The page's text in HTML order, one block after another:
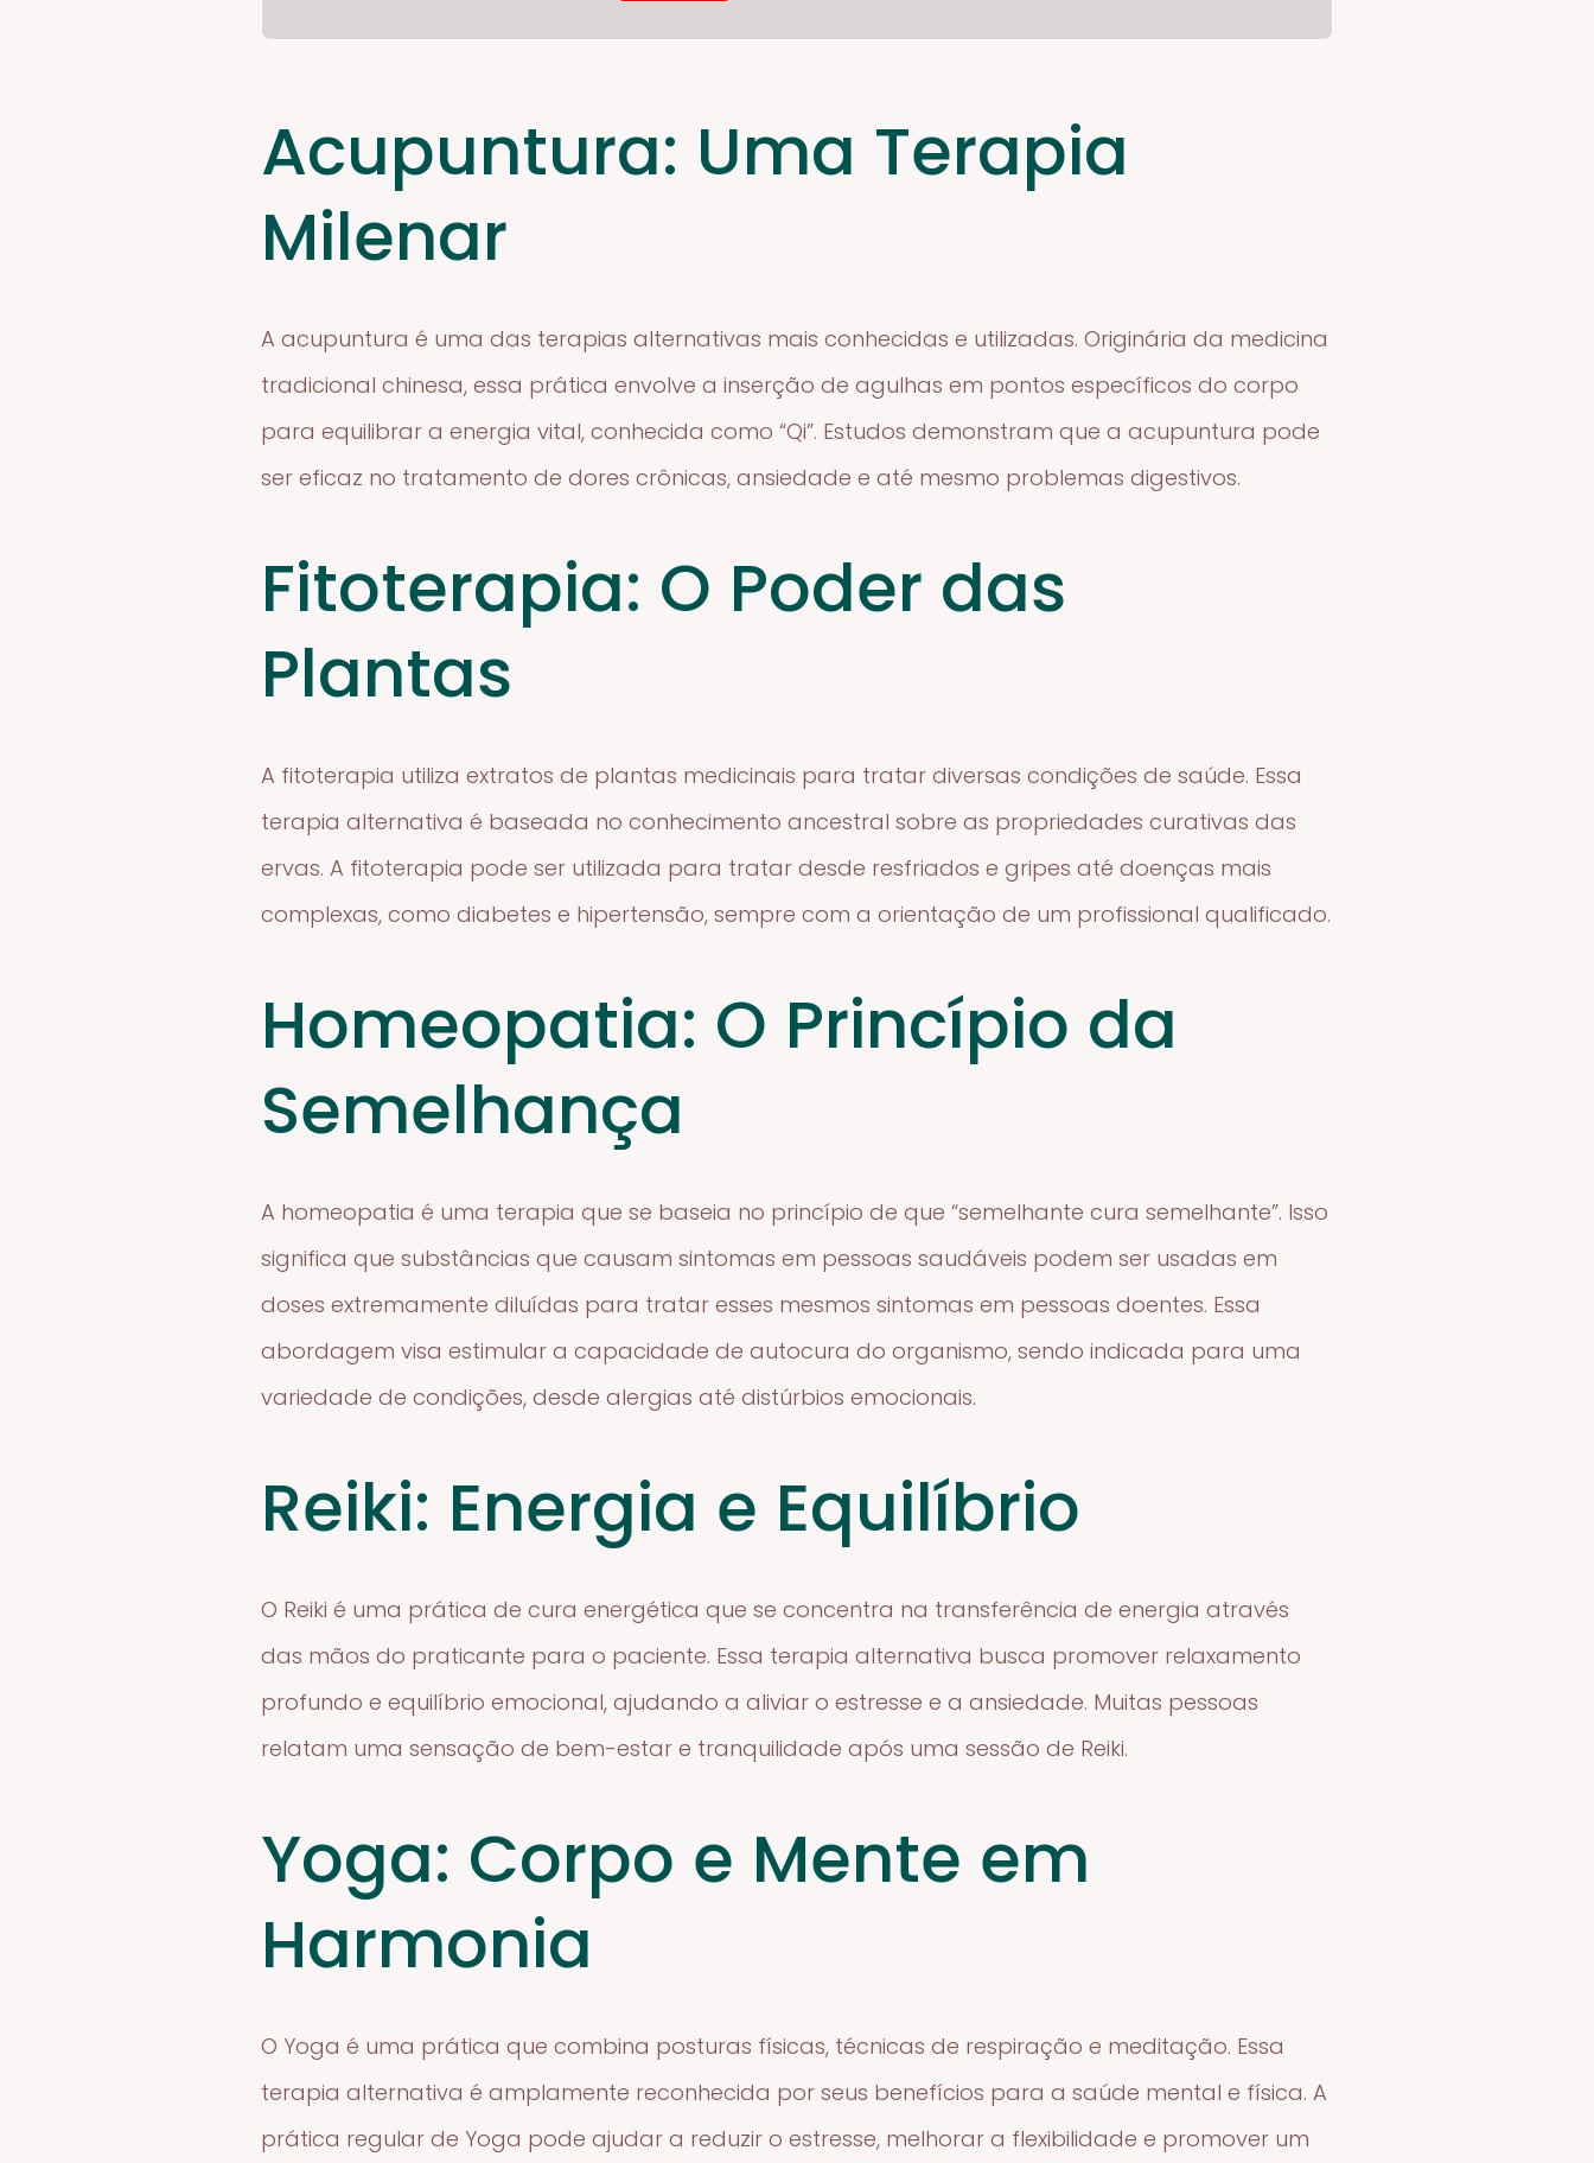
Acupuntura: Uma Terapia
Milenar
A acupuntura é uma das terapias alternativas mais conhecidas e utilizadas. Originária da medicina
tradicional chinesa, essa prática envolve a inserção de agulhas em pontos específicos do corpo
para equilibrar a energia vital, conhecida como “Qi”. Estudos demonstram que a acupuntura pode
ser eficaz no tratamento de dores crônicas, ansiedade e até mesmo problemas digestivos.
Fitoterapia: O Poder das
Plantas
A fitoterapia utiliza extratos de plantas medicinais para tratar diversas condições de saúde. Essa
terapia alternativa é baseada no conhecimento ancestral sobre as propriedades curativas das
ervas. A fitoterapia pode ser utilizada para tratar desde resfriados e gripes até doenças mais
complexas, como diabetes e hipertensão, sempre com a orientação de um profissional qualificado.
Homeopatia: O Princípio da
Semelhança
A homeopatia é uma terapia que se baseia no princípio de que “semelhante cura semelhante”. Isso
significa que substâncias que causam sintomas em pessoas saudáveis podem ser usadas em
doses extremamente diluídas para tratar esses mesmos sintomas em pessoas doentes. Essa
abordagem visa estimular a capacidade de autocura do organismo, sendo indicada para uma
variedade de condições, desde alergias até distúrbios emocionais.
Reiki: Energia e Equilíbrio
O Reiki é uma prática de cura energética que se concentra na transferência de energia através
das mãos do praticante para o paciente. Essa terapia alternativa busca promover relaxamento
profundo e equilíbrio emocional, ajudando a aliviar o estresse e a ansiedade. Muitas pessoas
relatam uma sensação de bem-estar e tranquilidade após uma sessão de Reiki.
Yoga: Corpo e Mente em
Harmonia
O Yoga é uma prática que combina posturas físicas, técnicas de respiração e meditação. Essa
terapia alternativa é amplamente reconhecida por seus benefícios para a saúde mental e física. A
prática regular de Yoga pode ajudar a reduzir o estresse, melhorar a flexibilidade e promover um